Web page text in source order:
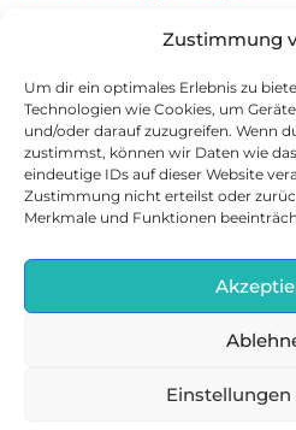
Zustimmung
Um dir ein optimales Erlebnis zu
Technologien wie Cookies, um
und/oder darauf zuzugreifen. Wenn
zustimmst, können wir Daten wie
eindeutige IDs auf dieser Website
Zustimmung nicht erteilst oder
Merkmale und Funktionen
Einstellungen
Jobs
Cookie-
Urheberrechte © 2022